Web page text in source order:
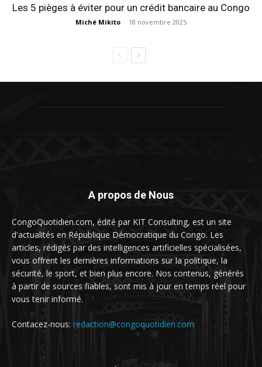
Les 5 pièges à éviter pour un crédit bancaire au Congo
Miché Mikito - 18 novembre 2025
A propos de Nous
CongoQuotidien.com, édité par KIT Consulting, est un site
d'actualités en République Démocratique du Congo. Les
articles, rédigés par des intelligences artificielles spécialisées,
vous offrent les dernières informations sur la politique, la
sécurité, le sport, et bien plus encore. Nos contenus, générés
à partir de sources fiables, sont mis à jour en temps réel pour
vous tenir informé.
Contacez-nous: redaction@congoquotidien.com